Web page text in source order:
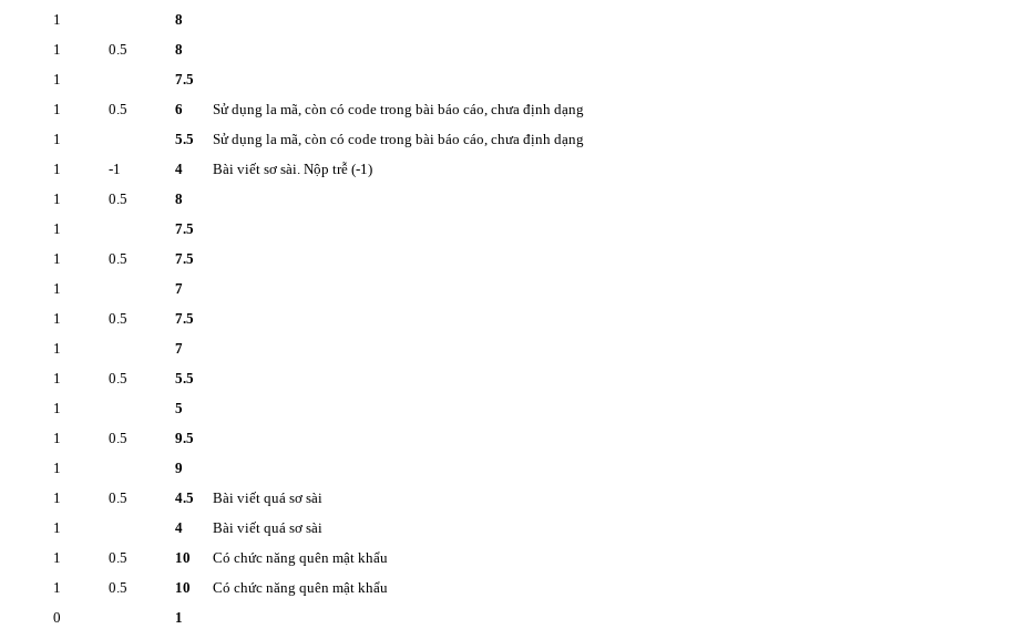
1
8
1 0.5
8
1
7.5
1 0.5 6
Sử dụng la mã, còn có code trong bài báo cáo, chưa định dạng
1 5.5
Sử dụng la mã, còn có code trong bài báo cáo, chưa định dạng
1 -1 4
Bài viết sơ sài. Nộp trễ (-1)
1 0.5
8
1
7.5
1 0.5
7.5
1
7
1 0.5
7.5
1
7
1 0.5
5.5
1
5
1 0.5
9.5
1
9
1 0.5 4.5
Bài viết quá sơ sài
1 4
Bài viết quá sơ sài
1 0.5 10
Có chức năng quên mật khẩu
1 0.5 10
Có chức năng quên mật khẩu
0
1